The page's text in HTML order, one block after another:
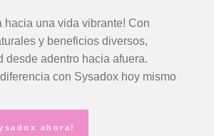
hacia una vida vibrante! Con
y beneficios diversos,
desde adentro hacia afuera.
con Sysadox hoy mismo
ahora!